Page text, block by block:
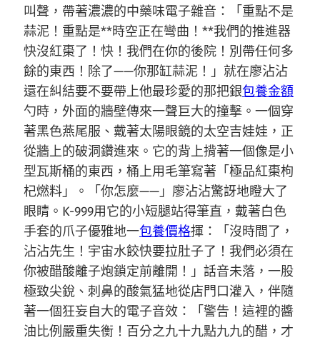
叫聲，帶著濃濃的中藥味電子雜音：「重點不是
蒜泥！重點是**時空正在彎曲！**我們的推進器
快沒紅棗了！快！我們在你的後院！別帶任何多
餘的東西！除了——你那缸蒜泥！」就在廖沾沾
還在糾結要不要帶上他最珍愛的那把銀包養金額
勺時，外面的牆壁傳來一聲巨大的撞擊。一個穿
著黑色燕尾服、戴著太陽眼鏡的太空吉娃娃，正
從牆上的破洞鑽進來。它的背上揹著一個像是小
型瓦斯桶的東西，桶上用毛筆寫著「極品紅棗枸
杞燃料」。「你怎麼——」廖沾沾驚訝地瞪大了
眼睛。K-999用它的小短腿站得筆直，戴著白色
手套的爪子優雅地一包養價格揮：「沒時間了，
沾沾先生！宇宙水餃快要拉肚子了！我們必須在
你被醋酸離子炮鎖定前離開！」話音未落，一股
極致尖銳、刺鼻的酸氣猛地從店門口灌入，伴隨
著一個狂妄自大的電子音效：「警告！這裡的醬
油比例嚴重失衡！百分之九十九點九九的醋，才